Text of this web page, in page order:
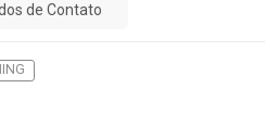
de Contato